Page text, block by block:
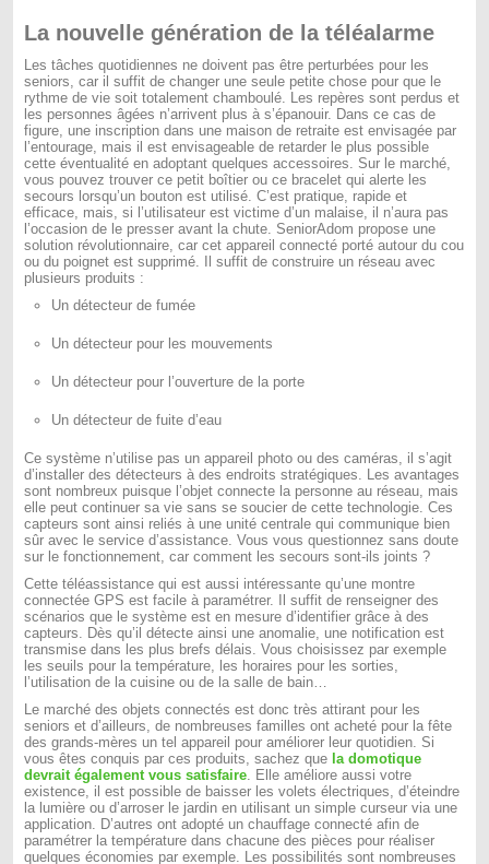
La nouvelle génération de la téléalarme
Les tâches quotidiennes ne doivent pas être perturbées pour les
seniors, car il suffit de changer une seule petite chose pour que le
rythme de vie soit totalement chamboulé. Les repères sont perdus et
les personnes âgées n’arrivent plus à s’épanouir. Dans ce cas de
figure, une inscription dans une maison de retraite est envisagée par
l’entourage, mais il est envisageable de retarder le plus possible
cette éventualité en adoptant quelques accessoires. Sur le marché,
vous pouvez trouver ce petit boîtier ou ce bracelet qui alerte les
secours lorsqu’un bouton est utilisé. C’est pratique, rapide et
efficace, mais, si l’utilisateur est victime d’un malaise, il n’aura pas
l’occasion de le presser avant la chute. SeniorAdom propose une
solution révolutionnaire, car cet appareil connecté porté autour du cou
ou du poignet est supprimé. Il suffit de construire un réseau avec
plusieurs produits :
Un détecteur de fumée
Un détecteur pour les mouvements
Un détecteur pour l’ouverture de la porte
Un détecteur de fuite d’eau
Ce système n’utilise pas un appareil photo ou des caméras, il s’agit
d’installer des détecteurs à des endroits stratégiques. Les avantages
sont nombreux puisque l’objet connecte la personne au réseau, mais
elle peut continuer sa vie sans se soucier de cette technologie. Ces
capteurs sont ainsi reliés à une unité centrale qui communique bien
sûr avec le service d’assistance. Vous vous questionnez sans doute
sur le fonctionnement, car comment les secours sont-ils joints ?
Cette téléassistance qui est aussi intéressante qu’une montre
connectée GPS est facile à paramétrer. Il suffit de renseigner des
scénarios que le système est en mesure d’identifier grâce à des
capteurs. Dès qu’il détecte ainsi une anomalie, une notification est
transmise dans les plus brefs délais. Vous choisissez par exemple
les seuils pour la température, les horaires pour les sorties,
l’utilisation de la cuisine ou de la salle de bain…
Le marché des objets connectés est donc très attirant pour les
seniors et d’ailleurs, de nombreuses familles ont acheté pour la fête
des grands-mères un tel appareil pour améliorer leur quotidien. Si
vous êtes conquis par ces produits, sachez que la domotique
devrait également vous satisfaire. Elle améliore aussi votre
existence, il est possible de baisser les volets électriques, d’éteindre
la lumière ou d’arroser le jardin en utilisant un simple curseur via une
application. D’autres ont adopté un chauffage connecté afin de
paramétrer la température dans chacune des pièces pour réaliser
quelques économies par exemple. Les possibilités sont nombreuses